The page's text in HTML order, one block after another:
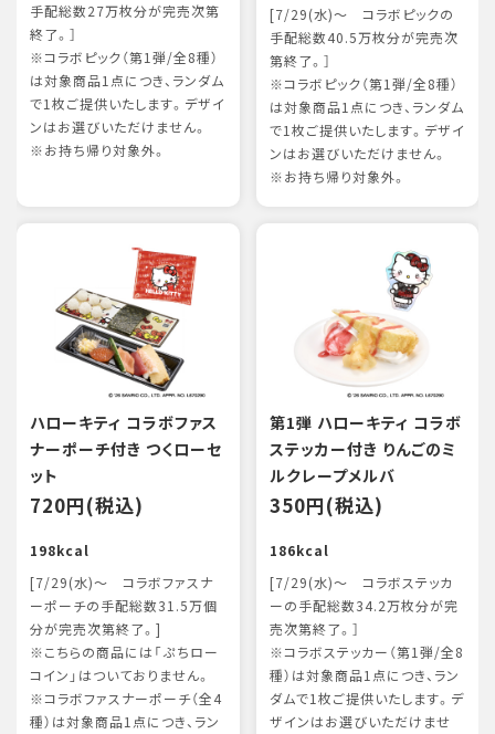
手配総数27万枚分が完売次第
終了。］
※コラボピック（第1弾/全8種）
は対象商品1点につき、ランダム
で1枚ご提供いたします。デザイ
ンはお選びいただけません。
※お持ち帰り対象外。
[7/29(水)～ コラボピックの
手配総数40.5万枚分が完売次
第終了。］
※コラボピック（第1弾/全8種）
は対象商品1点につき、ランダム
で1枚ご提供いたします。デザイ
ンはお選びいただけません。
※お持ち帰り対象外。
ハローキティ コラボファス
ナーポーチ付き つくローセ
ット
720円(税込)
198kcal
[7/29(水)～ コラボファスナ
ーポーチの手配総数31.5万個
分が完売次第終了。]
※こちらの商品には「ぷちロー
コイン」はついておりません。
※コラボファスナーポーチ（全4
種）は対象商品1点につき、ラン
第1弾 ハローキティ コラボ
ステッカー付き りんごのミ
ルクレープメルバ
350円(税込)
186kcal
[7/29(水)～ コラボステッカ
ーの手配総数34.2万枚分が完
売次第終了。］
※コラボステッカー（第1弾/全8
種）は対象商品1点につき、ラン
ダムで1枚ご提供いたします。デ
ザインはお選びいただけませ